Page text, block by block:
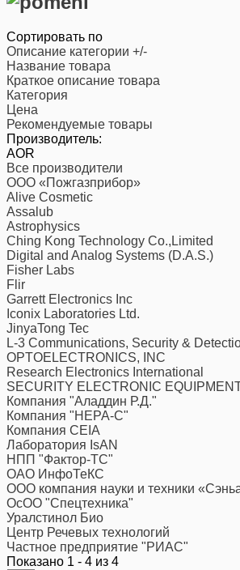
Сортировать по
Описание категории +/-
Название товара
Краткое описание товара
Категория
Цена
Рекомендуемые товары
Производитель:
AOR
Все производители
ООО «Пожгазприбор»
Alive Cosmetic
Assalub
Astrophysics
Ching Kong Technology Co.,Limited
Digital and Analog Systems (D.A.S.)
Fisher Labs
Flir
Garrett Electronics Inc
Iconix Laboratories Ltd.
JinyaTong Tec
L-3 Communications, Security &
OPTOELECTRONICS, INC
Research Electronics International
SECURITY ELECTRONIC
Компания "Аладдин Р.Д."
Компания "НЕРА-С"
Компания CEIA
Лаборатория IsAN
НПП "Фактор-ТС"
ОАО ИнфоТеКС
ООО компания науки и техники
ОсОО "Спецтехника"
Уралстинол Био
Центр Речевых технологий
Частное предприятие "РИАС"
Показано 1 - 4 из 4